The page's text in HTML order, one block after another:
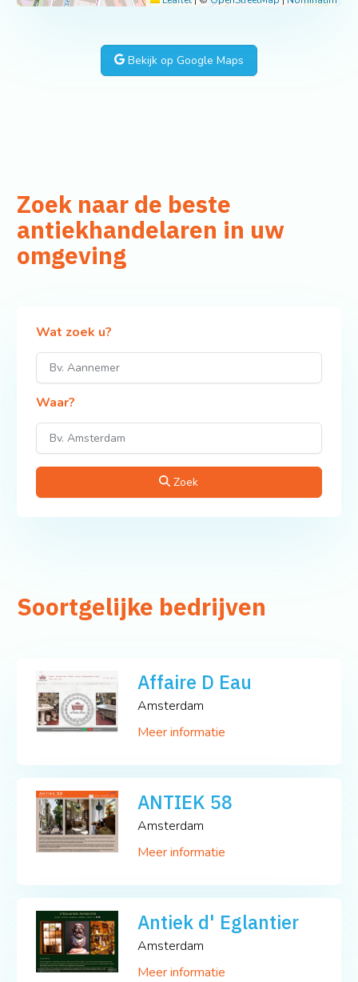
Bekijk op Google Maps
Zoek naar de beste
antiekhandelaren in uw
omgeving
Wat zoek u?
Waar?
Zoek
Soortgelijke bedrijven
Affaire D Eau
Amsterdam
Meer informatie
ANTIEK 58
Amsterdam
Meer informatie
Antiek d' Eglantier
Amsterdam
Meer informatie